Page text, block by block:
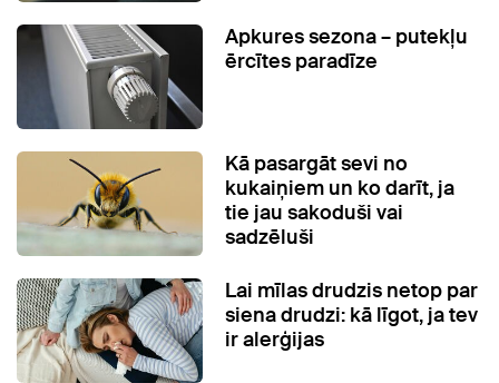
Apkures sezona – putekļu
ērcītes paradīze
Kā pasargāt sevi no
kukaiņiem un ko darīt, ja
tie jau sakoduši vai
sadzēluši
Lai mīlas drudzis netop par
siena drudzi: kā līgot, ja tev
ir alerģijas